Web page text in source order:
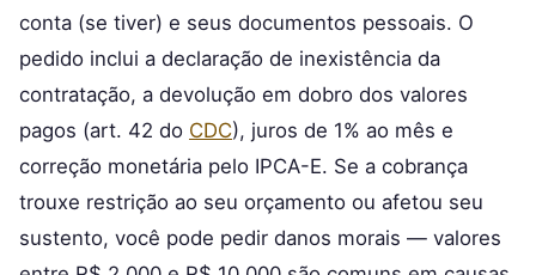
conta (se tiver) e seus documentos pessoais. O
pedido inclui a declaração de inexistência da
contratação, a devolução em dobro dos valores
pagos (art. 42 do CDC), juros de 1% ao mês e
correção monetária pelo IPCA-E. Se a cobrança
trouxe restrição ao seu orçamento ou afetou seu
sustento, você pode pedir danos morais — valores